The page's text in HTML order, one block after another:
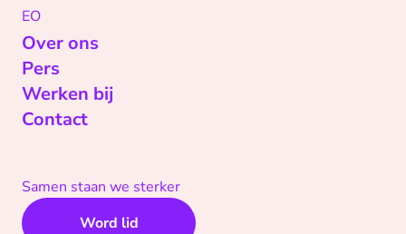
EO
Over ons
Pers
Werken bij
Contact
Samen staan we sterker
Word lid